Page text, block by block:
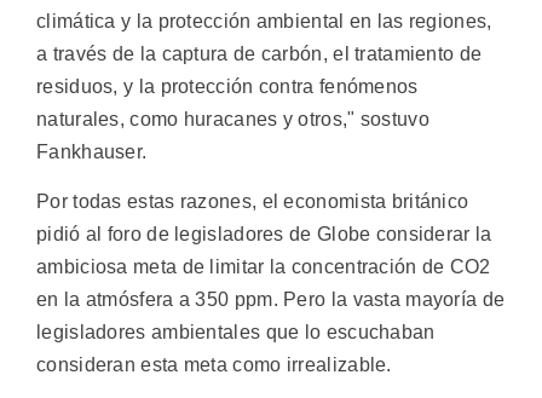
climática y la protección ambiental en las regiones,
a través de la captura de carbón, el tratamiento de
residuos, y la protección contra fenómenos
naturales, como huracanes y otros," sostuvo
Fankhauser.
Por todas estas razones, el economista británico
pidió al foro de legisladores de Globe considerar la
ambiciosa meta de limitar la concentración de CO2
en la atmósfera a 350 ppm. Pero la vasta mayoría de
legisladores ambientales que lo escuchaban
consideran esta meta como irrealizable.